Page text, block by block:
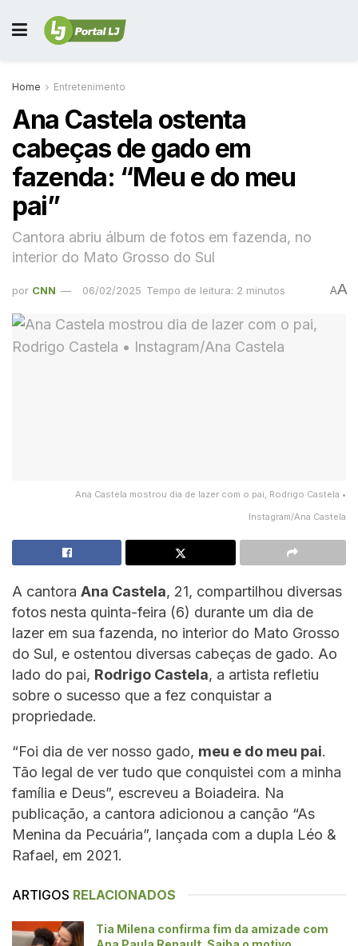
Home Entretenimento
Ana Castela ostenta
cabeças de gado em
fazenda: “Meu e do meu
pai”
Cantora abriu álbum de fotos em fazenda, no
interior do Mato Grosso do Sul
por CNN 06/02/2025 Tempo de leitura: 2 minutos AA
Ana Castela mostrou dia de lazer com o pai, Rodrigo Castela •
Instagram/Ana Castela
A cantora Ana Castela, 21, compartilhou diversas
fotos nesta quinta-feira (6) durante um dia de
lazer em sua fazenda, no interior do Mato Grosso
do Sul, e ostentou diversas cabeças de gado. Ao
lado do pai, Rodrigo Castela, a artista refletiu
sobre o sucesso que a fez conquistar a
propriedade.
“Foi dia de ver nosso gado, meu e do meu pai.
Tão legal de ver tudo que conquistei com a minha
família e Deus”, escreveu a Boiadeira. Na
publicação, a cantora adicionou a canção “As
Menina da Pecuária”, lançada com a dupla Léo &
Rafael, em 2021.
ARTIGOS RELACIONADOS
Tia Milena confirma fim da amizade com